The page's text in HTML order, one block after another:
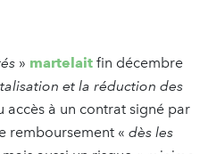
» martelait fin décembre
et la réduction des
accès à un contrat signé par
remboursement « dès les